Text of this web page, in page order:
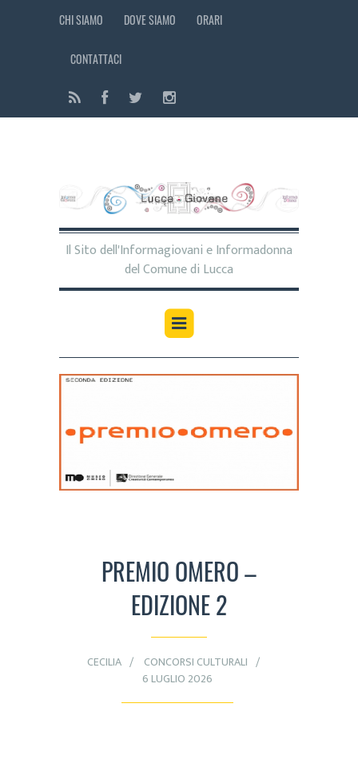
CHI SIAMO DOVE SIAMO ORARI
CONTATTACI
Il Sito dell'Informagiovani e Informadonna
del Comune di Lucca
PREMIO OMERO –
EDIZIONE 2
CECILIA
CONCORSI CULTURALI
6 LUGLIO 2026